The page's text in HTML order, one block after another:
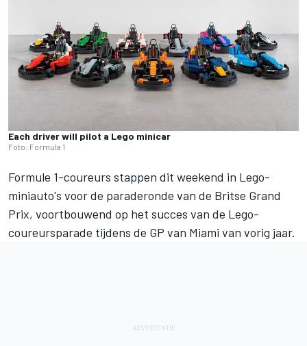
Each driver will pilot a Lego minicar
Foto: Formula 1
Formule 1-coureurs stappen dit weekend in Lego-
miniauto's voor de paraderonde van de Britse Grand
Prix, voortbouwend op het succes van de Lego-
coureursparade tijdens de GP van Miami van vorig jaar.